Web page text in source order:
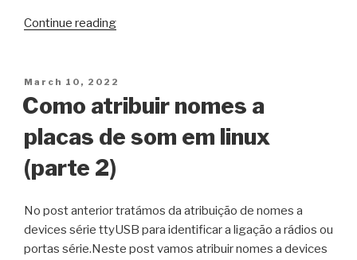
Continue reading“Como
a
devices
HidRaw
(parte
Posted
on
March 10, 2022
Como atribuir nomes a
placas de som em linux
(parte 2)
No post anterior tratámos da atribuição de nomes a
devices série ttyUSB para identificar a ligação a rádios ou
portas série.Neste post vamos atribuir nomes a devices